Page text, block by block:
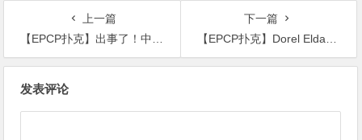
上一篇
【EPCP扑克】出事了！中扑榜大神搞内卷，杨李枫竟怒怼徐强、罗曦湘不S不休？
下一篇
【EPCP扑克】Dorel Eldabach获2023年Grand Big Wrap主赛冠军 第八届扑克大师赛于9月14日正式开赛
发表评论